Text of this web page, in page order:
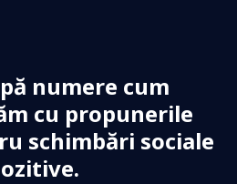
numere cum
cu propunerile
schimbări sociale